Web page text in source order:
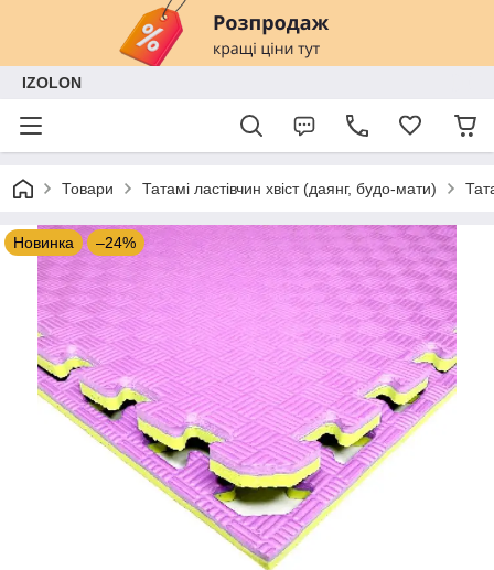
IZOLON
Товари Татамі ластівчин хвіст (даянг, будо-мати)
Новинка –24%